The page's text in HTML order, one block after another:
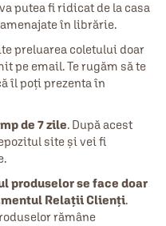
putea fi ridicat de la casa
în librărie.
preluarea coletului doar
pe email. Te rugăm să te
îl poți prezenta în
de 7 zile. După acest
site și vei fi
produselor se face doar
Relații Clienți.
rămâne